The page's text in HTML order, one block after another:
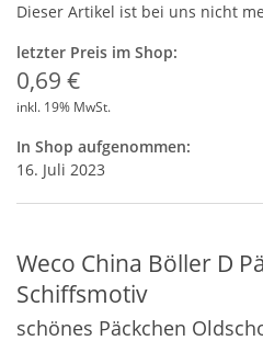
Dieser Artikel ist bei uns nicht
letzter Preis im Shop:
0,69 €
inkl. 19% MwSt.
In Shop aufgenommen:
16. Juli 2023
Weco China Böller D
Schiffsmotiv
schönes Päckchen